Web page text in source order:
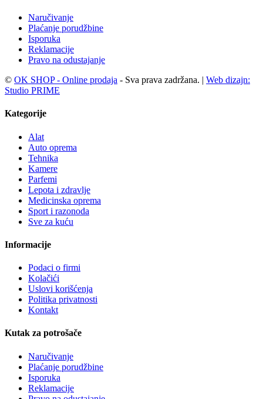
Naručivanje
Plaćanje porudžbine
Isporuka
Reklamacije
Pravo na odustajanje
© OK SHOP - Online prodaja - Sva prava zadržana. | Web dizajn:
Studio PRIME
Kategorije
Alat
Auto oprema
Tehnika
Kamere
Parfemi
Lepota i zdravlje
Medicinska oprema
Sport i razonoda
Sve za kuću
Informacije
Podaci o firmi
Kolačići
Uslovi korišćenja
Politika privatnosti
Kontakt
Kutak za potrošače
Naručivanje
Plaćanje porudžbine
Isporuka
Reklamacije